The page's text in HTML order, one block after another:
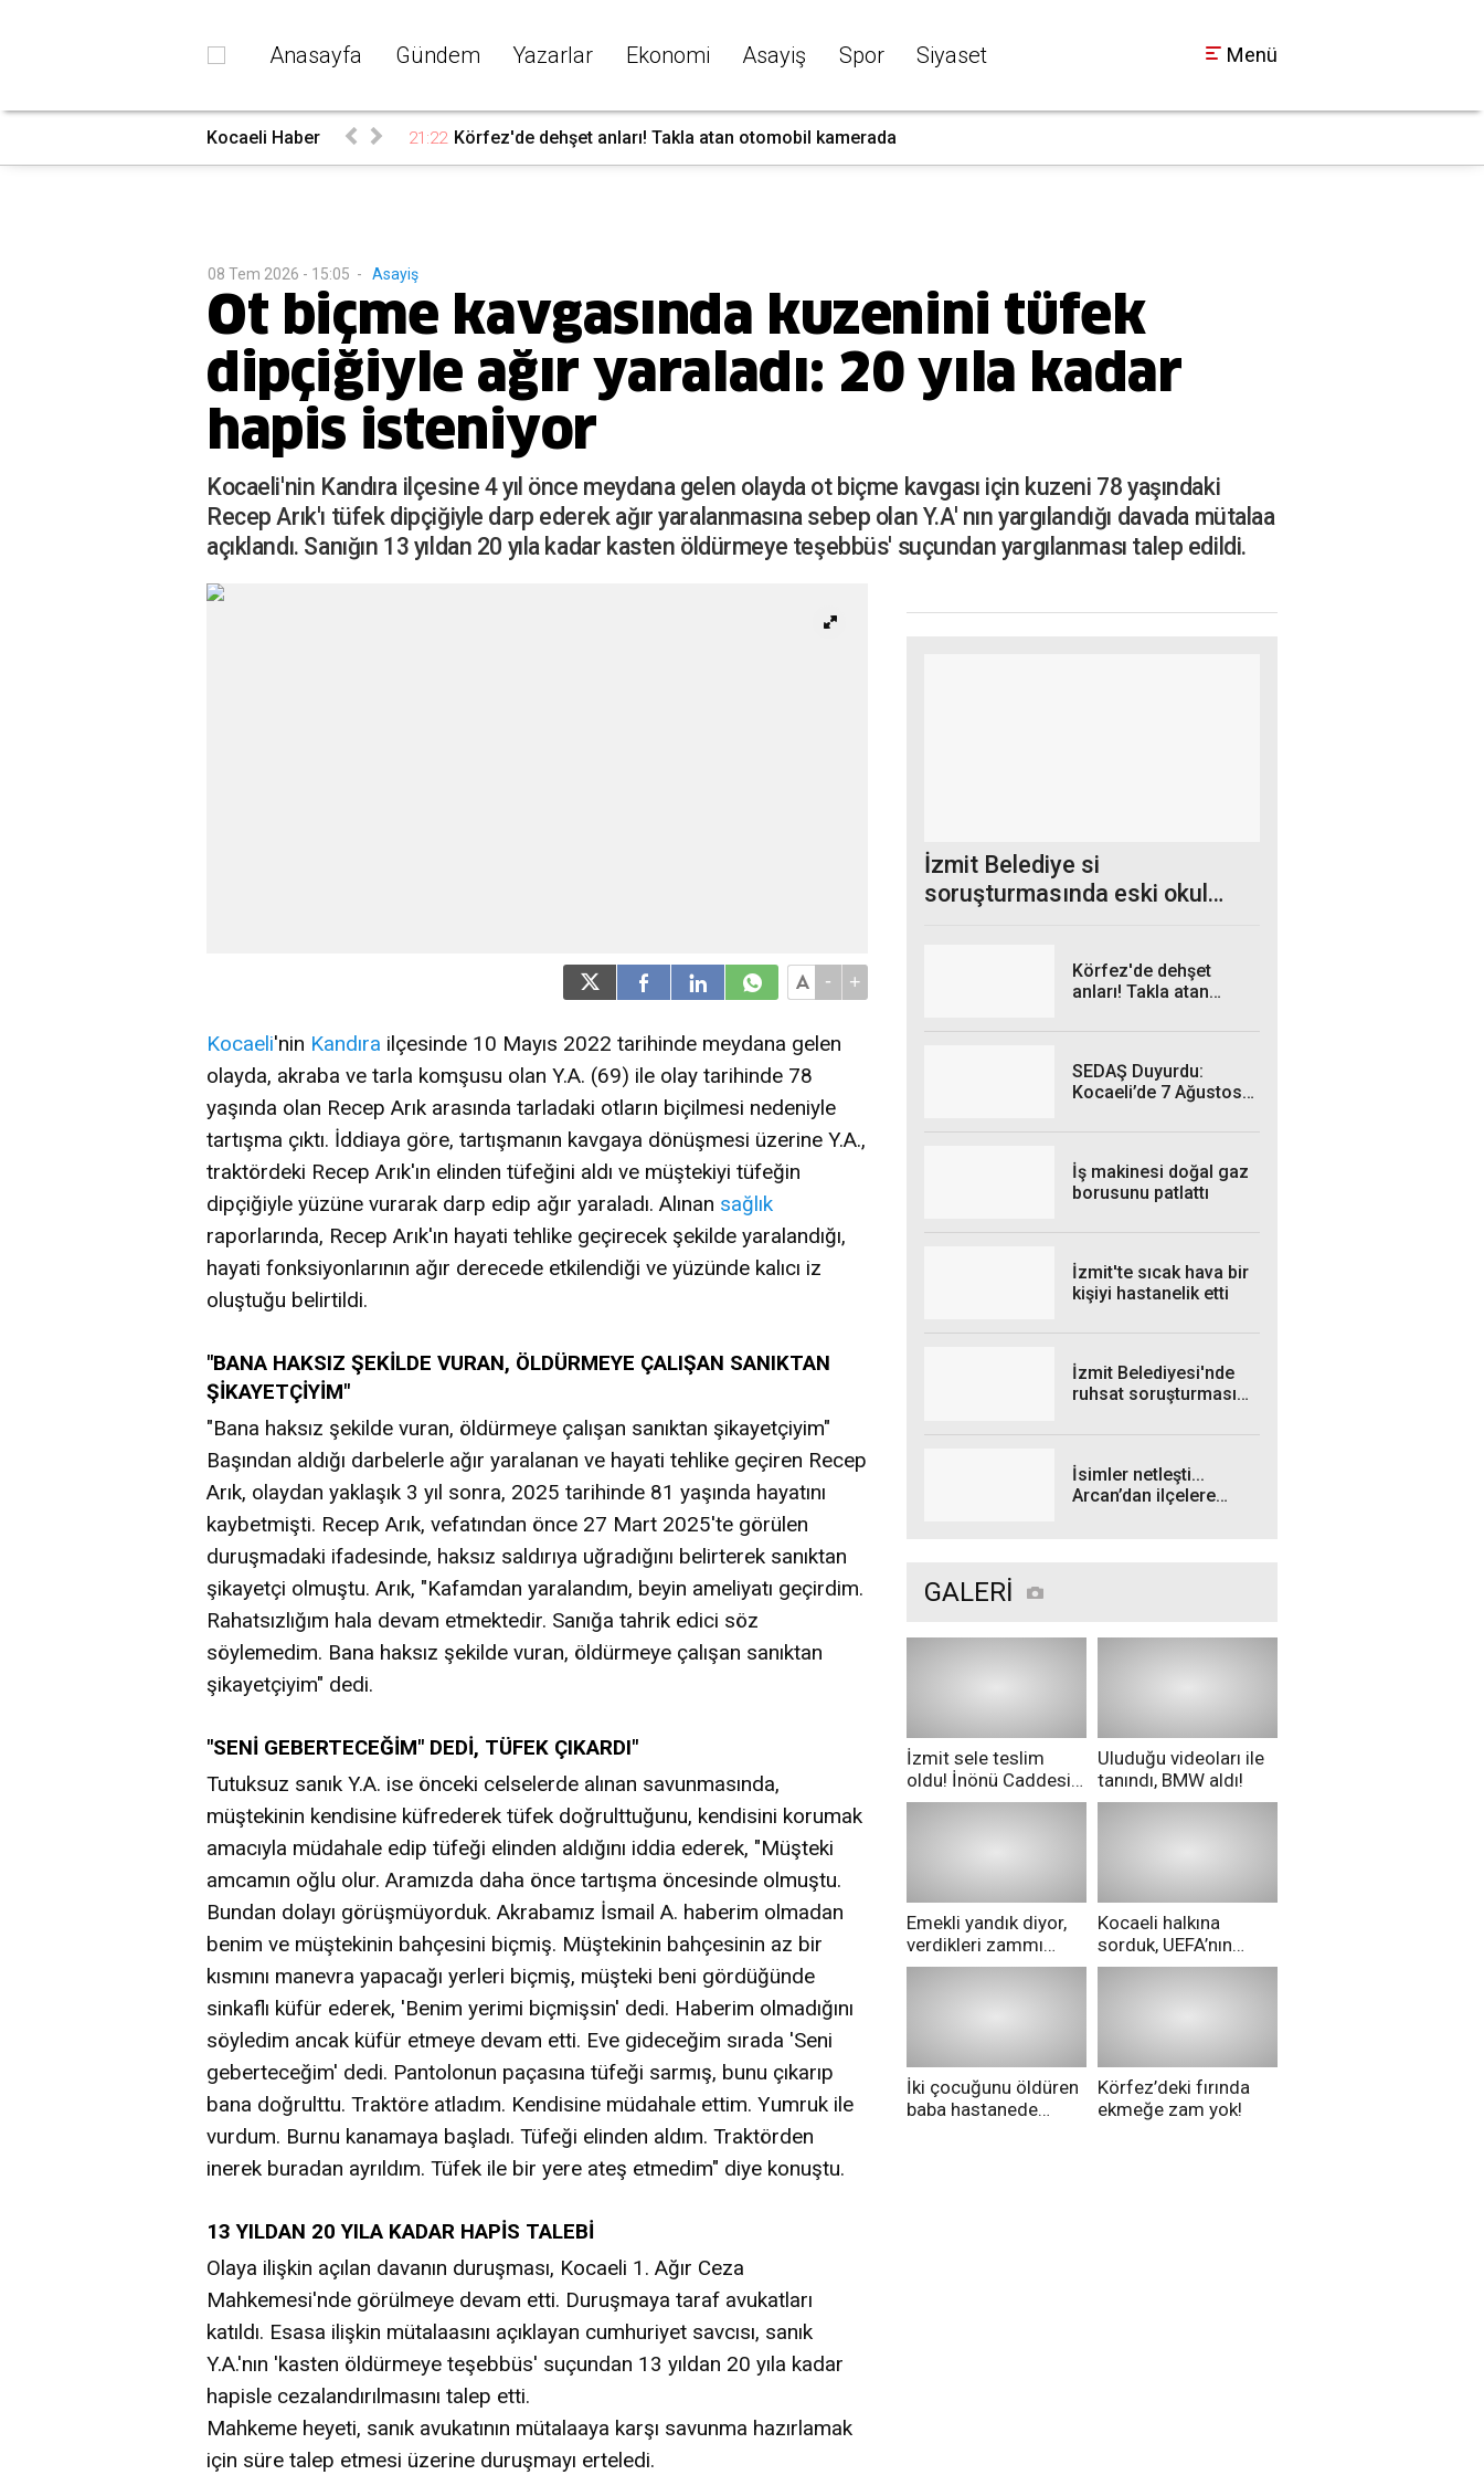
Anasayfa Gündem Yazarlar Ekonomi Asayiş Spor Siyaset Menü
Kocaeli Haber 21:22 Körfez'de dehşet anları! Takla atan otomobil kamerada
08 Tem 2026 - 15:05 - Asayiş
Ot biçme kavgasında kuzenini tüfek
dipçiğiyle ağır yaraladı: 20 yıla kadar
hapis isteniyor
Kocaeli'nin Kandıra ilçesine 4 yıl önce meydana gelen olayda ot biçme kavgası için kuzeni 78 yaşındaki
Recep Arık'ı tüfek dipçiğiyle darp ederek ağır yaralanmasına sebep olan Y.A' nın yargılandığı davada mütalaa
açıklandı. Sanığın 13 yıldan 20 yıla kadar kasten öldürmeye teşebbüs' suçundan yargılanması talep edildi.
- +
Kocaeli'nin Kandıra ilçesinde 10 Mayıs 2022 tarihinde meydana gelen
olayda, akraba ve tarla komşusu olan Y.A. (69) ile olay tarihinde 78
yaşında olan Recep Arık arasında tarladaki otların biçilmesi nedeniyle
tartışma çıktı. İddiaya göre, tartışmanın kavgaya dönüşmesi üzerine Y.A.,
traktördeki Recep Arık'ın elinden tüfeğini aldı ve müştekiyi tüfeğin
dipçiğiyle yüzüne vurarak darp edip ağır yaraladı. Alınan sağlık
raporlarında, Recep Arık'ın hayati tehlike geçirecek şekilde yaralandığı,
hayati fonksiyonlarının ağır derecede etkilendiği ve yüzünde kalıcı iz
oluştuğu belirtildi.
"BANA HAKSIZ ŞEKİLDE VURAN, ÖLDÜRMEYE ÇALIŞAN SANIKTAN
ŞİKAYETÇİYİM"
"Bana haksız şekilde vuran, öldürmeye çalışan sanıktan şikayetçiyim"
Başından aldığı darbelerle ağır yaralanan ve hayati tehlike geçiren Recep
Arık, olaydan yaklaşık 3 yıl sonra, 2025 tarihinde 81 yaşında hayatını
kaybetmişti. Recep Arık, vefatından önce 27 Mart 2025'te görülen
duruşmadaki ifadesinde, haksız saldırıya uğradığını belirterek sanıktan
şikayetçi olmuştu. Arık, "Kafamdan yaralandım, beyin ameliyatı geçirdim.
Rahatsızlığım hala devam etmektedir. Sanığa tahrik edici söz
söylemedim. Bana haksız şekilde vuran, öldürmeye çalışan sanıktan
şikayetçiyim" dedi.
"SENİ GEBERTECEĞİM" DEDİ, TÜFEK ÇIKARDI"
Tutuksuz sanık Y.A. ise önceki celselerde alınan savunmasında,
müştekinin kendisine küfrederek tüfek doğrulttuğunu, kendisini korumak
amacıyla müdahale edip tüfeği elinden aldığını iddia ederek, "Müşteki
amcamın oğlu olur. Aramızda daha önce tartışma öncesinde olmuştu.
Bundan dolayı görüşmüyorduk. Akrabamız İsmail A. haberim olmadan
benim ve müştekinin bahçesini biçmiş. Müştekinin bahçesinin az bir
kısmını manevra yapacağı yerleri biçmiş, müşteki beni gördüğünde
sinkaflı küfür ederek, 'Benim yerimi biçmişsin' dedi. Haberim olmadığını
söyledim ancak küfür etmeye devam etti. Eve gideceğim sırada 'Seni
geberteceğim' dedi. Pantolonun paçasına tüfeği sarmış, bunu çıkarıp
bana doğrulttu. Traktöre atladım. Kendisine müdahale ettim. Yumruk ile
vurdum. Burnu kanamaya başladı. Tüfeği elinden aldım. Traktörden
inerek buradan ayrıldım. Tüfek ile bir yere ateş etmedim" diye konuştu.
13 YILDAN 20 YILA KADAR HAPİS TALEBİ
Olaya ilişkin açılan davanın duruşması, Kocaeli 1. Ağır Ceza
Mahkemesi'nde görülmeye devam etti. Duruşmaya taraf avukatları
katıldı. Esasa ilişkin mütalaasını açıklayan cumhuriyet savcısı, sanık
Y.A.'nın 'kasten öldürmeye teşebbüs' suçundan 13 yıldan 20 yıla kadar
hapisle cezalandırılmasını talep etti.
Mahkeme heyeti, sanık avukatının mütalaaya karşı savunma hazırlamak
için süre talep etmesi üzerine duruşmayı erteledi.
İzmit Belediye si
soruşturmasında eski okul
Körfez'de dehşet
anları! Takla atan
SEDAŞ Duyurdu:
Kocaeli’de 7 Ağustos
İş makinesi doğal gaz
borusunu patlattı
İzmit'te sıcak hava bir
kişiyi hastanelik etti
İzmit Belediyesi'nde
ruhsat soruşturması
İsimler netleşti...
Arcan’dan ilçelere
GALERİ
İzmit sele teslim
oldu! İnönü Caddesi
göle döndü!
Uluduğu videoları ile
tanındı, BMW aldı!
Emekli yandık diyor,
verdikleri zammı
pazarda geri aldılar!
Kocaeli halkına
sorduk, UEFA’nın
Merih Demiral kararı
İki çocuğunu öldüren
baba hastanede
Körfez’deki fırında
ekmeğe zam yok!